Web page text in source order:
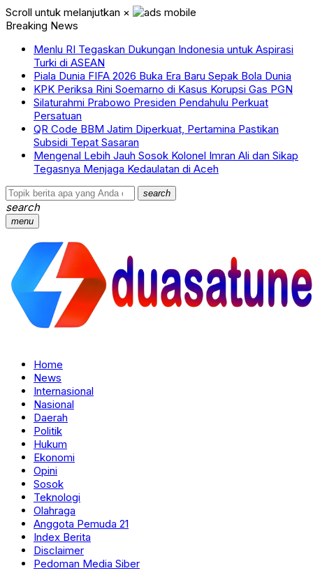
Scroll untuk melanjutkan ×
Breaking News
Menlu RI Tegaskan Dukungan Indonesia untuk Aspirasi
Turki di ASEAN
Piala Dunia FIFA 2026 Buka Era Baru Sepak Bola Dunia
KPK Periksa Rini Soemarno di Kasus Korupsi Gas PGN
Silaturahmi Prabowo Presiden Pendahulu Perkuat
Persatuan
QR Code BBM Jatim Diperkuat, Pertamina Pastikan
Subsidi Tepat Sasaran
Mengenal Lebih Jauh Sosok Kolonel Imran Ali dan Sikap
Tegasnya Menjaga Kedaulatan di Aceh
search
search
menu
Home
News
Internasional
Nasional
Daerah
Politik
Hukum
Ekonomi
Opini
Sosok
Teknologi
Olahraga
Anggota Pemuda 21
Index Berita
Disclaimer
Pedoman Media Siber